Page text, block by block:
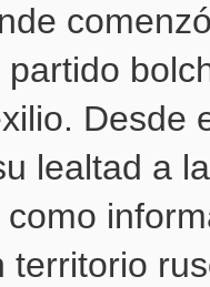
Desde
lealtad a
territorio